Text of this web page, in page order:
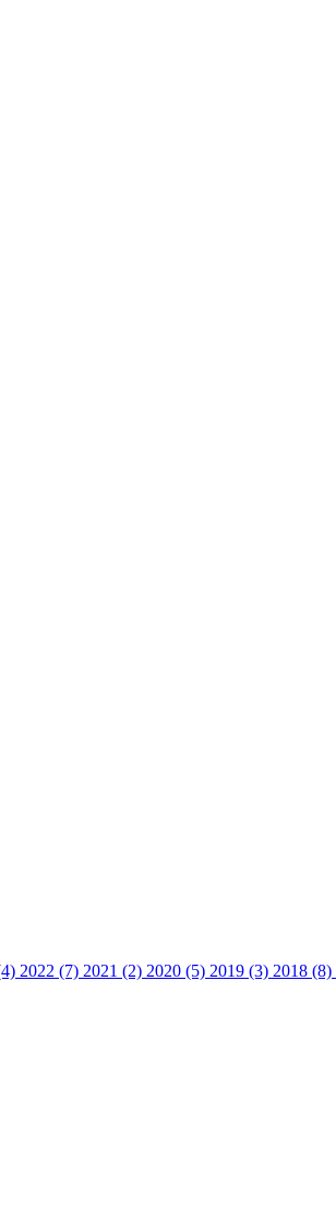
2022 (7) 2021 (2) 2020 (5) 2019 (3) 2018 (8)